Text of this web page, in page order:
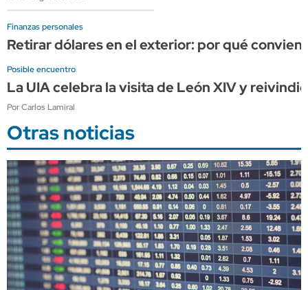
Finanzas personales
Retirar dólares en el exterior: por qué
Posible encuentro
La UIA celebra la visita de León XIV y
Por Carlos Lamiral
Otras noticias